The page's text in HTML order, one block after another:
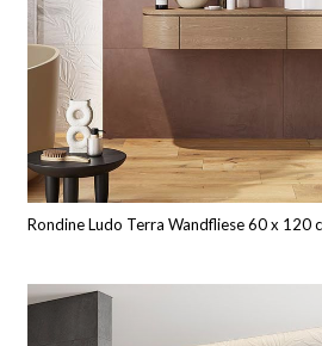
Rondine Ludo Terra Wandfliese 60 x 120